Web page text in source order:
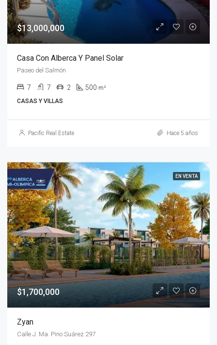
$13,000,000
Casa Con Alberca Y Panel Solar
Paseo del Salmón
7 7 2 500 m²
CASAS Y VILLAS
Pacific Real Estate Hace 5 años
EN VENTA
$1,700,000
Zyan
Calle J. Ma. Pino Suárez 297